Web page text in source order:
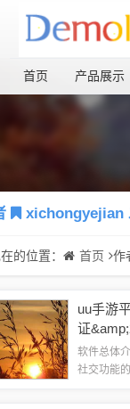
首页 产品展示
xichongyejian
的位置： 首页 作
uu手游
证
软件总体
社交功能